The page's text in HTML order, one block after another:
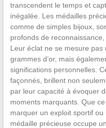
transcendent le temps et
inégalée. Les médailles
comme de simples bijoux,
profonds de
Leur éclat ne se mesure
grammes d’or, mais
significations personnelles.
façonnés, brillent non
par leur capacité à évoquer
moments marquants. Que
marquer un exploit sportif
médaille précieuse occupe